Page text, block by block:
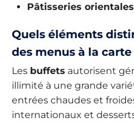
Pâtisseries orientales
Quels éléments
des menus à la
Les buffets autorisent
illimité à une grande
entrées chaudes et
internationaux et